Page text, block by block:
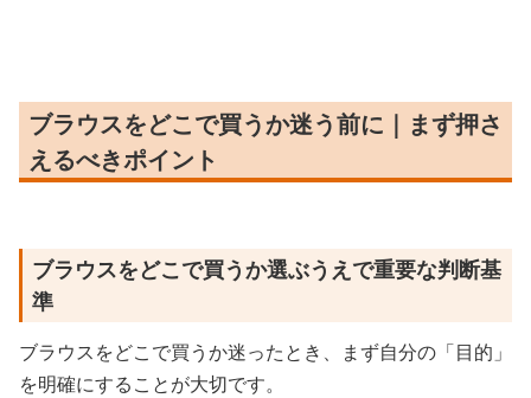
ブラウスをどこで買うか迷う前に｜まず押さ
えるべきポイント
ブラウスをどこで買うか選ぶうえで重要な判断基
準
ブラウスをどこで買うか迷ったとき、まず自分の「目的」
を明確にすることが大切です。